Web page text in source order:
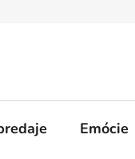
Emócie